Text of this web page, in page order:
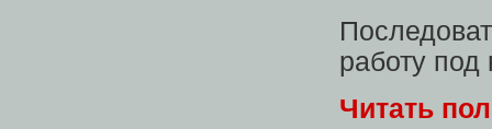
работу под
Читать